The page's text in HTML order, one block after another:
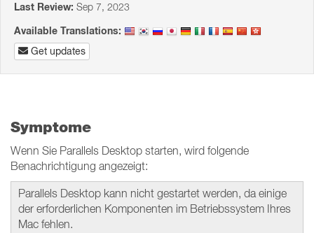
Last Review: Sep 7, 2023
Available Translations:
Get updates
Symptome
Wenn Sie Parallels Desktop starten, wird folgende
Benachrichtigung angezeigt:
Parallels Desktop kann nicht gestartet werden, da einige
der erforderlichen Komponenten im Betriebssystem Ihres
Mac fehlen.